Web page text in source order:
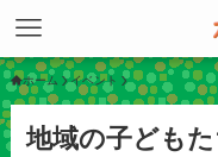
ホーム イベント
地域の子ども